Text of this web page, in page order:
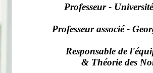
Professeur -
Professeur associé -
Responsable de
& Théorie des